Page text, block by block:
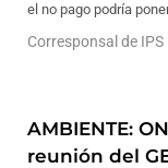
el no pago podría
Corresponsal de IPS
AMBIENTE:
reunión del